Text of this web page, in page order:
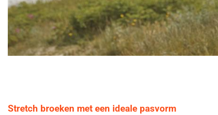
Stretch broeken met een ideale pasvorm